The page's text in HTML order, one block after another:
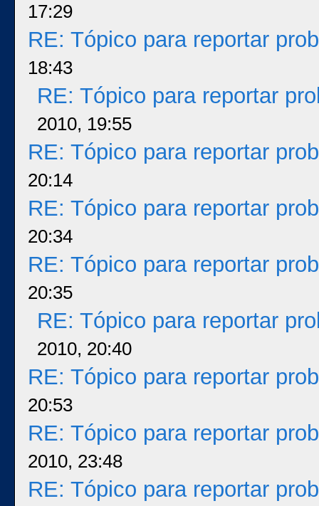
17:29
RE: Tópico para reportar
18:43
RE: Tópico para reportar
2010, 19:55
RE: Tópico para reportar
20:14
RE: Tópico para reportar
20:34
RE: Tópico para reportar
20:35
RE: Tópico para reportar
2010, 20:40
RE: Tópico para reportar
20:53
RE: Tópico para reportar
2010, 23:48
RE: Tópico para reportar